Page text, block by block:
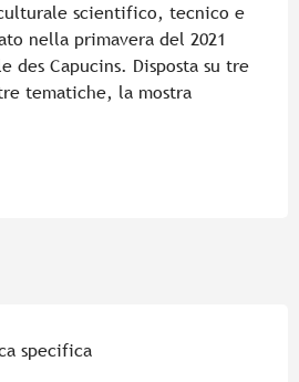
scientifico, tecnico e
nella primavera del 2021
des Capucins. Disposta su tre
tematiche, la mostra
specifica